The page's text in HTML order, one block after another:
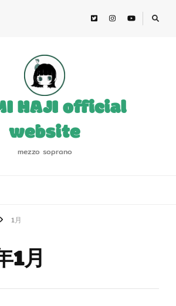
HAJI official
website
mezzo soprano
1月
1月